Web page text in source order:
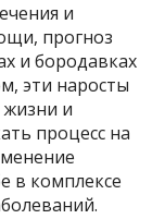
и
прогноз
и бородавках
эти наросты
жизни и
процесс на
в комплексе